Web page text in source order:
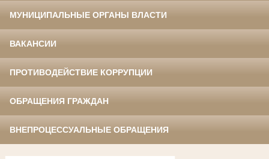
МУНИЦИПАЛЬНЫЕ ОРГАНЫ ВЛАСТИ
ВАКАНСИИ
ПРОТИВОДЕЙСТВИЕ КОРРУПЦИИ
ОБРАЩЕНИЯ ГРАЖДАН
ВНЕПРОЦЕССУАЛЬНЫЕ ОБРАЩЕНИЯ